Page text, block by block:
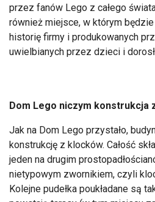
przez fanów Lego z całego
również miejsce, w którym
historię firmy i produkowanych
uwielbianych przez dzieci i
Dom Lego niczym konstrukcja
Jak na Dom Lego przystało,
konstrukcję z klocków. Całość
jeden na drugim
nietypowym zwornikiem, czyli
Kolejne pudełka poukładane są